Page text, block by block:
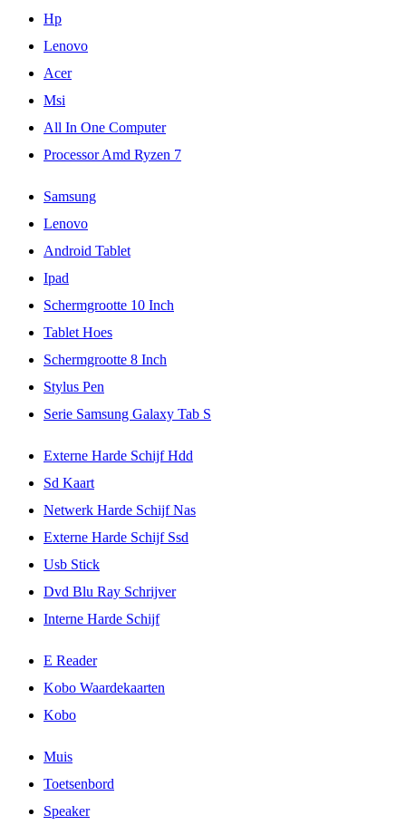
Hp
Lenovo
Acer
Msi
All In One Computer
Processor Amd Ryzen 7
Samsung
Lenovo
Android Tablet
Ipad
Schermgrootte 10 Inch
Tablet Hoes
Schermgrootte 8 Inch
Stylus Pen
Serie Samsung Galaxy Tab S
Externe Harde Schijf Hdd
Sd Kaart
Netwerk Harde Schijf Nas
Externe Harde Schijf Ssd
Usb Stick
Dvd Blu Ray Schrijver
Interne Harde Schijf
E Reader
Kobo Waardekaarten
Kobo
Muis
Toetsenbord
Speaker